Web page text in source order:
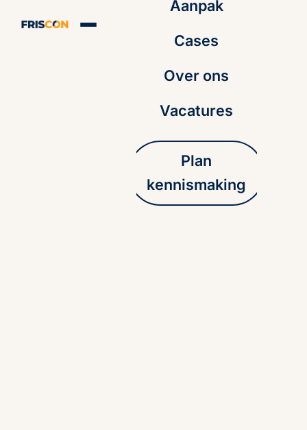
Aanpak
Cases
Over ons
Vacatures
Plan
kennismaking